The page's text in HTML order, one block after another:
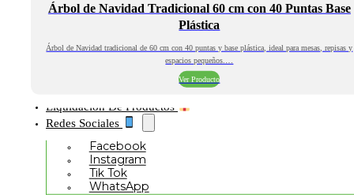
Árbol de Navidad Tradicional 60 cm con 40 Puntas Base
Plástica
Árbol de Navidad tradicional de 60 cm con 40 puntas y base plástica, ideal para mesas, repisas y
espacios pequeños.…
Ver Producto
Liquidación De Productos
Redes Sociales
Facebook
Instagram
Tik Tok
WhatsApp